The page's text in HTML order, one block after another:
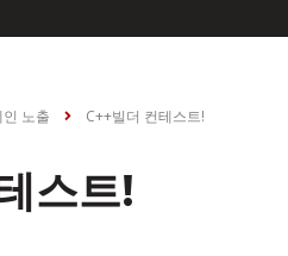
노출 C++빌더 컨테스트!
스트!